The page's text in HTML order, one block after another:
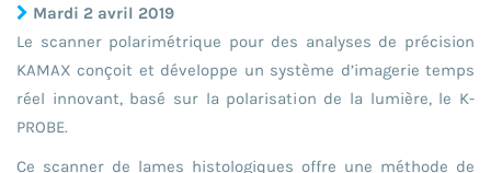
Mardi 2 avril 2019
​Le scanner polarimétrique pour des analyses de précision
KAMAX conçoit et développe un système d’imagerie temps
réel innovant, basé sur la polarisation de la lumière, le K-
PROBE.
Ce scanner de lames histologiques offre une méthode de